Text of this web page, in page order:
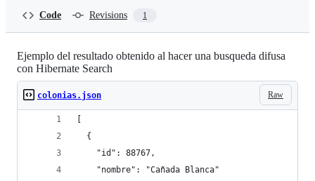
Code Revisions 1
Ejemplo del resultado obtenido al hacer una busqueda difusa
con Hibernate Search
Raw
colonias.json
  {
    "id": 88767,
    "nombre": "Cañada Blanca"